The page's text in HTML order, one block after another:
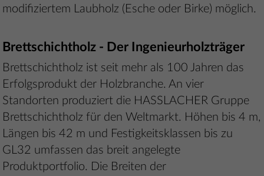
modifiziertem Laubholz (Esche oder Birke) möglich.
Brettschichtholz - Der Ingenieurholzträger
Brettschichtholz ist seit mehr als 100 Jahren das
Erfolgsprodukt der Holzbranche. An vier
Standorten produziert die HASSLACHER Gruppe
Brettschichtholz für den Weltmarkt. Höhen bis 4 m,
Längen bis 42 m und Festigkeitsklassen bis zu
GL32 umfassen das breit angelegte
Produktportfolio. Die Breiten der